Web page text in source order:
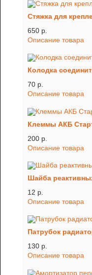
Стяжка для
650 p.
Описание товара
Колодка
70 p.
Описание товара
Клеммы АКБ
200 p.
Описание товара
Шайба
12 p.
Описание товара
Патрубок
130 p.
Описание товара